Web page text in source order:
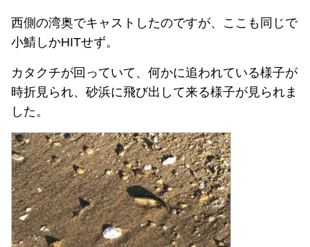
西側の湾奥でキャストしたのですが、ここも同じで
小鯖しかHITせず。
カタクチが回っていて、何かに追われている様子が
時折見られ、砂浜に飛び出して来る様子が見られま
した。